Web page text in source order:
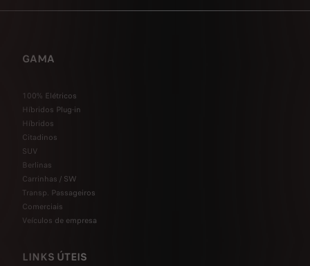
GAMA
100% Elétricos
Híbridos Plug-in
Híbridos
Citadinos
SUV
Berlinas
Carrinhas / SW
Transp. Passageiros
Comerciais
Veículos de empresa
LINKS ÚTEIS